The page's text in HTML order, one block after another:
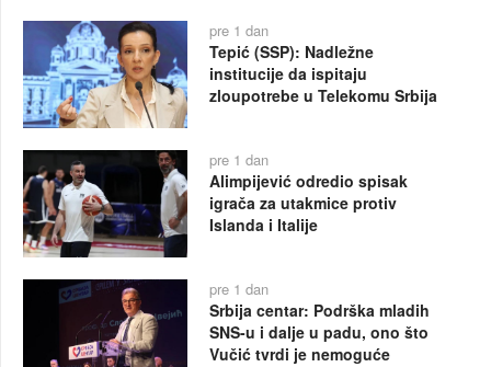
pre 1 dan
Tepić (SSP): Nadležne
institucije da ispitaju
zloupotrebe u Telekomu Srbija
pre 1 dan
Alimpijević odredio spisak
igrača za utakmice protiv
Islanda i Italije
pre 1 dan
Srbija centar: Podrška mladih
SNS-u i dalje u padu, ono što
Vučić tvrdi je nemoguće